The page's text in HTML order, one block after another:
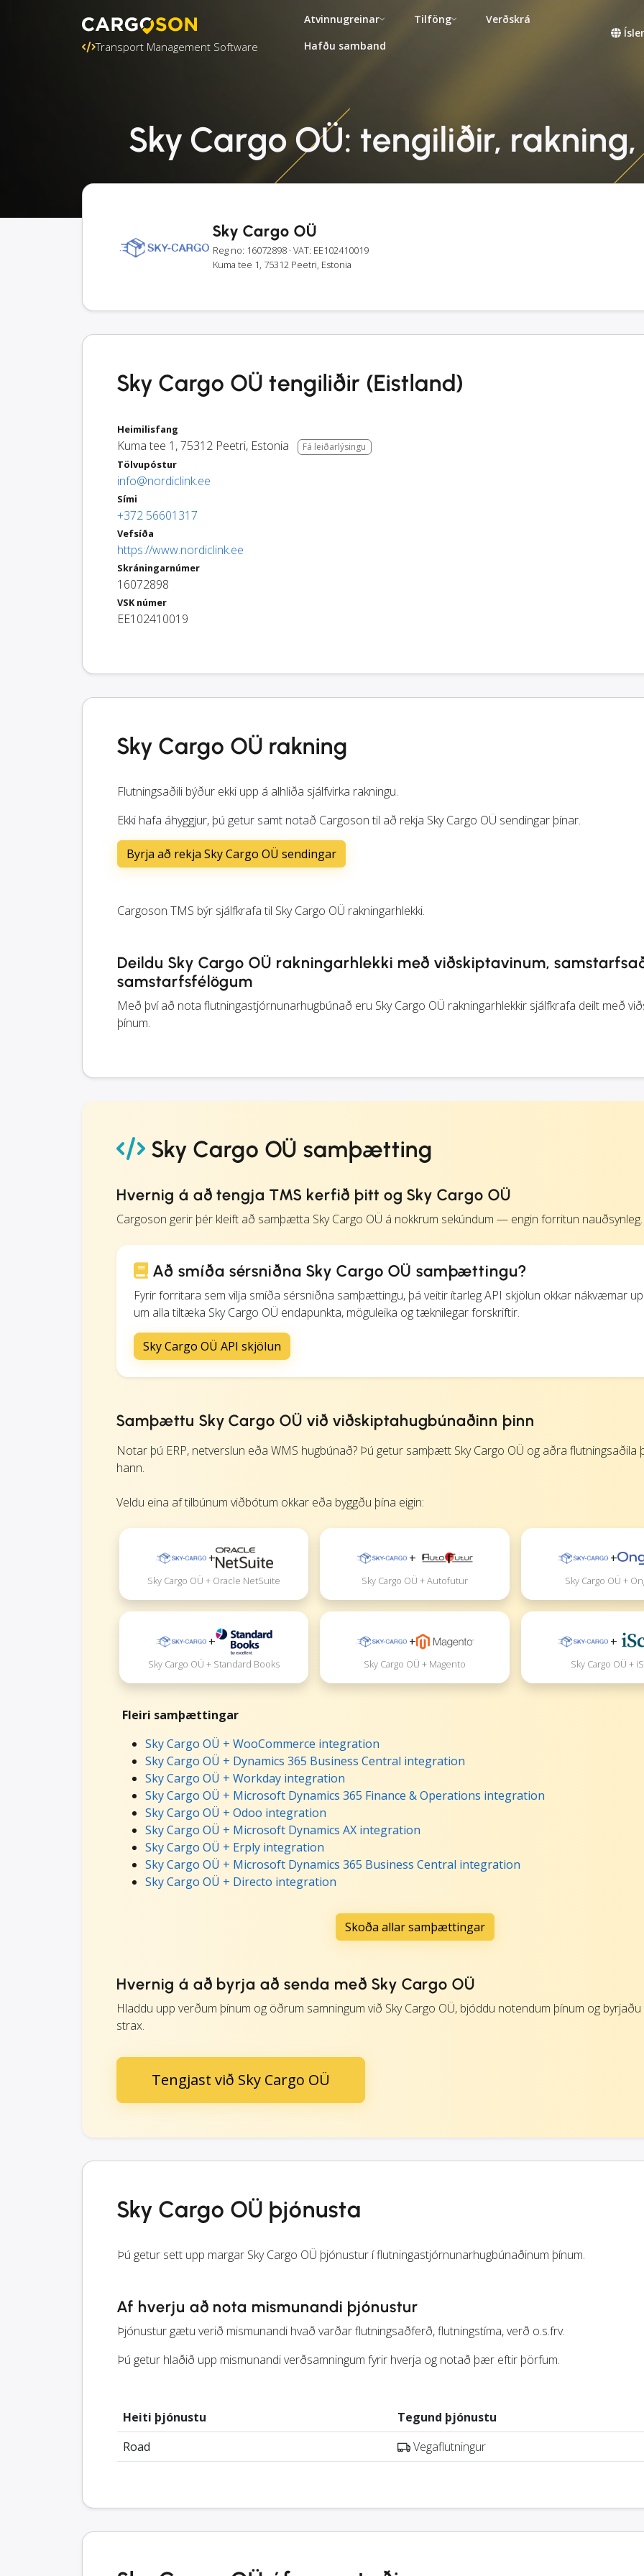
Transport Management Software
Atvinnugreinar Tilföng
Verðskrá
Hafðu samband
Sky Cargo OÜ: tengiliðir,
Sky Cargo OÜ
Reg no: 16072898 · VAT: EE102410019
Kuma tee 1, 75312 Peetri, Estonia
Sky Cargo OÜ tengiliðir (Eistland)
Heimilisfang
Kuma tee 1 ,75312 Peetri, Estonia Fá leiðarlýsingu
Tölvupóstur
info@nordiclink.ee
Sími
+372 56601317
Vefsíða
https://www.nordiclink.ee
Skráningarnúmer
16072898
VSK númer
EE102410019
Sky Cargo OÜ rakning
Flutningsaðili býður ekki upp á alhliða sjálfvirka rakningu.
Ekki hafa áhyggjur, þú getur samt notað Cargoson til að rekja Sky Cargo OÜ sendingar þínar.
Byrja að rekja Sky Cargo OÜ sendingar
Cargoson TMS býr sjálfkrafa til Sky Cargo OÜ rakningarhlekki.
Deildu Sky Cargo OÜ rakningarhlekki með viðskiptavinum,
samstarfsfélögum
Með því að nota flutningastjórnunarhugbúnað eru Sky Cargo OÜ rakningarhlekkir sjálfkrafa deilt með
þínum.
Sky Cargo OÜ samþætting
Hvernig á að tengja TMS kerfið þitt og Sky Cargo OÜ
Cargoson gerir þér kleift að samþætta Sky Cargo OÜ á nokkrum sekúndum — engin forritun nauðsynleg.
Að smíða sérsniðna Sky Cargo OÜ samþættingu?
Fyrir forritara sem vilja smíða sérsniðna samþættingu, þá veitir ítarleg API skjölun okkar nákvæmar
um alla tiltæka Sky Cargo OÜ endapunkta, möguleika og tæknilegar forskriftir.
Sky Cargo OÜ API skjölun
Samþættu Sky Cargo OÜ við viðskiptahugbúnaðinn þinn
Notar þú ERP, netverslun eða WMS hugbúnað? Þú getur samþætt Sky Cargo OÜ og aðra flutningsaðila
hann.
Veldu eina af tilbúnum viðbótum okkar eða byggðu þína eigin:
+
Sky Cargo OÜ + Oracle NetSuite
+
Sky Cargo OÜ + Autofutur
+
Sky Cargo OÜ +
+
Sky Cargo OÜ + Standard Books
+
Sky Cargo OÜ + Magento
+
Sky Cargo OÜ +
Fleiri samþættingar
Sky Cargo OÜ + WooCommerce integration
Sky Cargo OÜ + Dynamics 365 Business Central integration
Sky Cargo OÜ + Workday integration
Sky Cargo OÜ + Microsoft Dynamics 365 Finance & Operations integration
Sky Cargo OÜ + Odoo integration
Sky Cargo OÜ + Microsoft Dynamics AX integration
Sky Cargo OÜ + Erply integration
Sky Cargo OÜ + Microsoft Dynamics 365 Business Central integration
Sky Cargo OÜ + Directo integration
Skoða allar samþættingar
Hvernig á að byrja að senda með Sky Cargo OÜ
Hladdu upp verðum þínum og öðrum samningum við Sky Cargo OÜ, bjóddu notendum þínum og
strax.
Tengjast við Sky Cargo OÜ
Sky Cargo OÜ þjónusta
Þú getur sett upp margar Sky Cargo OÜ þjónustur í flutningastjórnunarhugbúnaðinum þínum.
Af hverju að nota mismunandi þjónustur
Þjónustur gætu verið mismunandi hvað varðar flutningsaðferð, flutningstíma, verð o.s.frv.
Þú getur hlaðið upp mismunandi verðsamningum fyrir hverja og notað þær eftir þörfum.
Heiti þjónustu
Tegund þjónustu
Road
Vegaflutningur